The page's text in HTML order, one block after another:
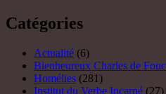
Catégories
Actualité (6)
Bienheureux Charles de
Homélies (281)
Institut du Verbe Incarné (27)